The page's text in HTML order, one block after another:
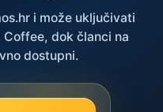
i može uključivati
Coffee, dok članci na
dostupni.